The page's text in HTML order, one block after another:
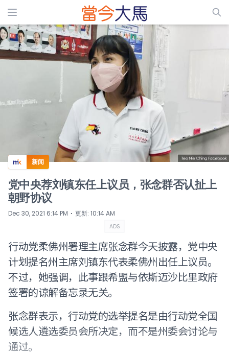
ADS
新闻
党中央荐刘镇东任上议员，张念群否认扯上
朝野协议
Dec 30, 2021 6:14 PM ⋅ 更新: 10:14 AM
ADS
行动党柔佛州署理主席张念群今天披露，党中央
计划提名州主席刘镇东代表柔佛州出任上议员。
不过，她强调，此事跟希盟与依斯迈沙比里政府
签署的谅解备忘录无关。
张念群表示，行动党的选举提名是由行动党全国
候选人遴选委员会所决定，而不是州委会讨论与
通过。